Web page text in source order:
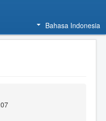
Bahasa Indonesia